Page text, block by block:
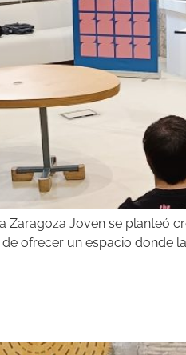
Zaragoza Joven se planteó
de ofrecer un espacio